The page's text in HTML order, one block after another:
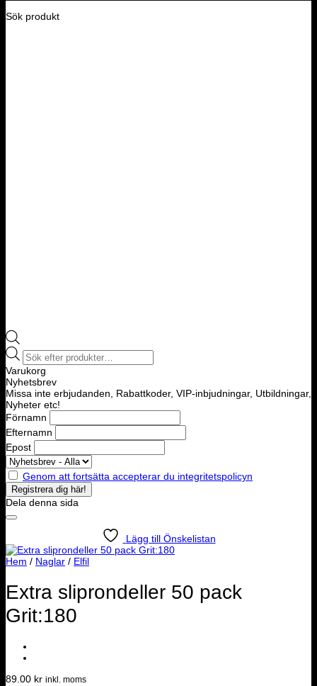
Sök produkt
Products
search
Varukorg
Nyhetsbrev
Missa inte erbjudanden, Rabattkoder, VIP-inbjudningar, Utbildningar,
Nyheter etc!
Förnamn
Efternamn
Epost
Genom att fortsätta accepterar du integritetspolicyn
Dela denna sida
Lägg till Önskelistan
Hem / Naglar / Elfil
Extra sliprondeller 50 pack
Grit:180
89.00 kr inkl. moms